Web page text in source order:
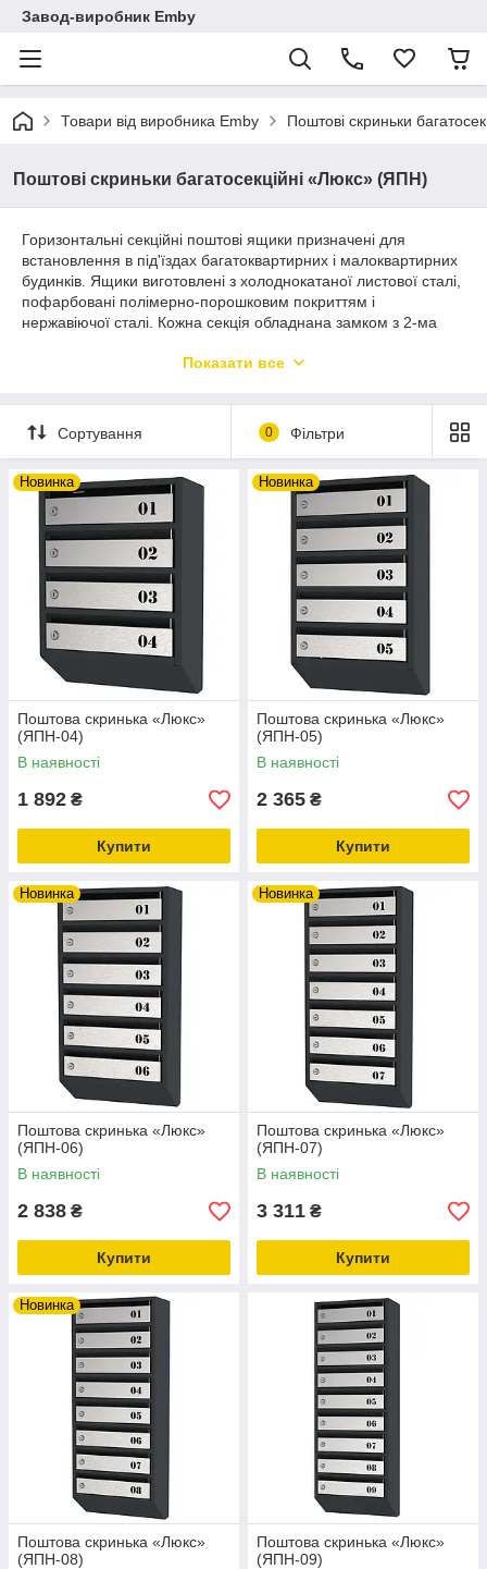
Завод-виробник Emby
Товари від виробника Emby Поштові скриньки
Поштові скриньки багатосекційні «Люкс» (ЯПН)
Горизонтальні секційні поштові ящики призначені для
встановлення в під'їздах багатоквартирних і малоквартирних
будинків. Ящики виготовлені з холоднокатаної листової сталі,
пофарбовані полімерно-порошковим покриттям і
нержавіючої сталі. Кожна секція обладнана замком з 2-ма
застосування зварювання. Компактна модель для невеликих
Показати все
Сортування 0 Фільтри
Новинка
Поштова скринька «Люкс»
(ЯПН-04)
В наявності
1 892 ₴
Купити
Новинка
Поштова скринька «Люкс»
(ЯПН-05)
В наявності
2 365 ₴
Купити
Новинка
Поштова скринька «Люкс»
(ЯПН-06)
В наявності
2 838 ₴
Купити
Новинка
Поштова скринька «Люкс»
(ЯПН-07)
В наявності
3 311 ₴
Купити
Новинка
Поштова скринька «Люкс»
(ЯПН-08)
Поштова скринька «Люкс»
(ЯПН-09)